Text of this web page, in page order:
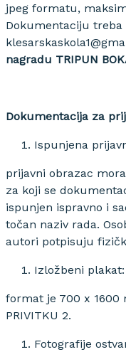
jpeg formatu,
Dokumentaciju treba
nagradu TRIPUN
Dokumentacija za
Ispunjena
prijavni obrazac
za koji se
ispunjen ispravno i
točan naziv rada.
autori potpisuju
Izložbeni plakat:
format je 700 x 1600
PRIVITKU 2.
Fotografije